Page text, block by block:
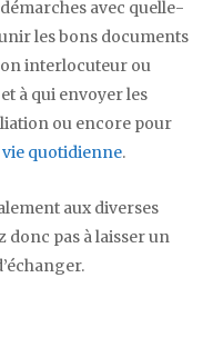
avec quelle-
les bons documents
interlocuteur ou
à qui envoyer les
ou encore pour
quotidienne.
aux diverses
donc pas à laisser un